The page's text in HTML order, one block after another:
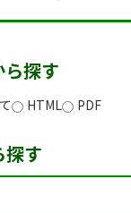
探す
HTML PDF
探す